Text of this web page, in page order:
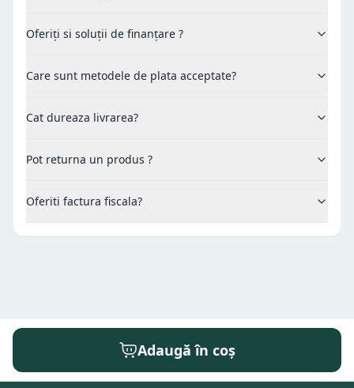
Oferiți si soluții de finanțare ?
Care sunt metodele de plata acceptate?
Cat dureaza livrarea?
Pot returna un produs ?
Oferiti factura fiscala?
Adaugă în coș